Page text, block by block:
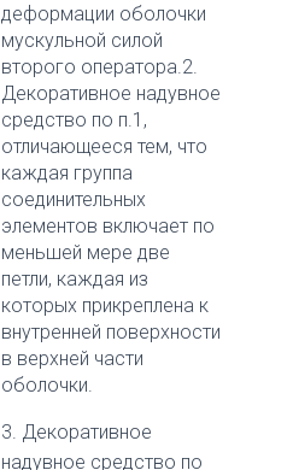
деформации оболочки
мускульной силой
второго оператора.2.
Декоративное надувное
средство по п.1,
отличающееся тем, что
каждая группа
соединительных
элементов включает по
меньшей мере две
петли, каждая из
которых прикреплена к
внутренней поверхности
в верхней части
оболочки.
3. Декоративное
надувное средство по